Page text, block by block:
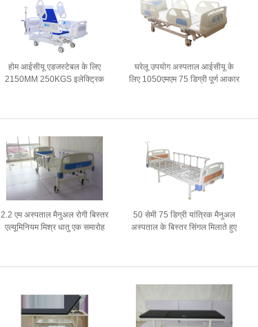
होम आईसीयू एडजस्टेबल के लिए
2150MM 250KGS इलेक्ट्रिक
घरेलू उपयोग अस्पताल आईसीयू के
लिए 1050एमएम 75 डिग्री पूर्ण आकार
2.2 एम अस्पताल मैनुअल रोगी बिस्तर
एल्यूमिनियम मिश्र धातु एक समारोह
50 सेमी 75 डिग्री यांत्रिक मैनुअल
अस्पताल के बिस्तर सिंगल मिलाते हुए